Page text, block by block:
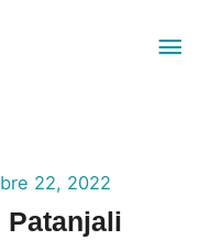
22, 2022
Patanjali